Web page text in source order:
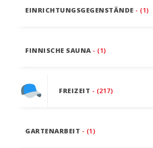
EINRICHTUNGSGEGENSTÄNDE - (1)
FINNISCHE SAUNA - (1)
FREIZEIT - (217)
GARTENARBEIT - (1)